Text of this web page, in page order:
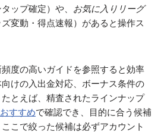
ップ確定）や、
お気に入りリーグ
変動・得点速報）があると操作ス
度の高いガイドを参照すると効率
けの入出金対応、ボーナス条件の
とえば、精査されたラインナップ
すすめで確認でき、目的に合う候補
こで絞った候補は必ずアカウント